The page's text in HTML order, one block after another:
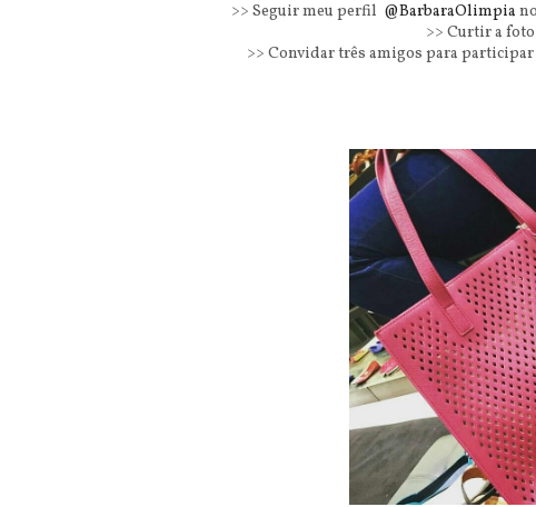
>> Seguir meu perfil @BarbaraOlimpia
>> Curtir a
>> Convidar três amigos para